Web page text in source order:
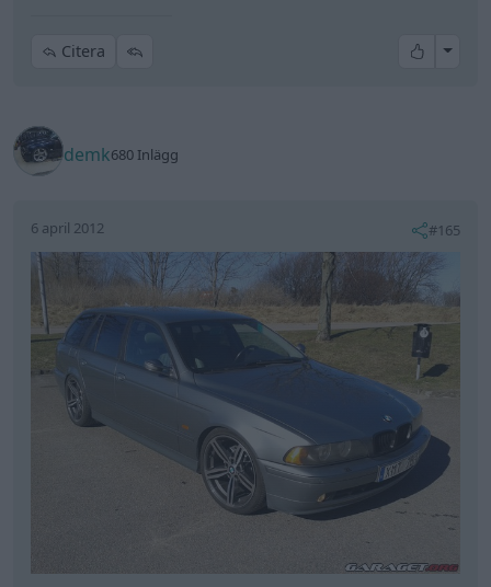
Citera All
demk680 Inlägg
6 april 2012 #165